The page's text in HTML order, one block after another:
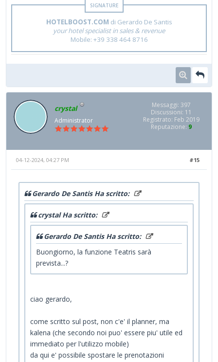
HOTELBOOST.COM di Gerardo De Santis
your hotel specialist in sales & revenue
Mobile: +39 338 464 8716
crystal
Administrator
Messaggi: 397
Discussioni: 11
Registrato: Feb 2019
Reputazione: 9
#15
04-12-2024, 04:27 PM
Gerardo De Santis Ha scritto:
crystal Ha scritto:
Gerardo De Santis Ha scritto:
Buongiorno, la funzione Teatris sarà
prevista...?
ciao gerardo,
come scritto sul post, non c'e' il planner, ma
kalena (che secondo noi puo' essere piu' utile ed
immediato per l'utilizzo mobile)
da qui e' possibile spostare le prenotazioni